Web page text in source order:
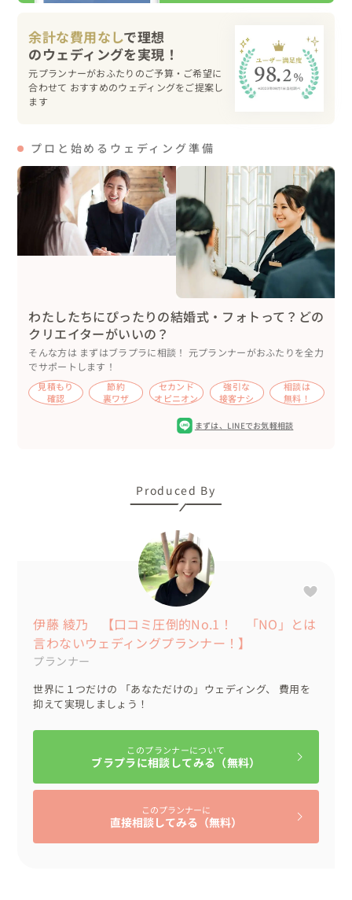
ご希望はすべて盛り込み、バランスをみて・メリハリをつ
けて実現しました。
笑顔いっぱいのフォトタイムもしっかり確保。あっという
間の2時間30分の披露宴ではありましたが、とても内容の
しい披露宴となりました。
その後当日を振り返り、お二人からいただいた下記コメン
トが忘れられません＾＾
「当日はひたすらに楽しくて大好きな人たちに囲まれて幸
せな時間を過ごすことができました。ゲストの皆さんにも
あったかくて2人らしくて良い式だったとお褒めの言葉を
クさんにご連絡した自分は大正解でした。感謝の気持ちで
いっぱいです。本当に本当にありがとうございました！」
おふたりこれからも、末永くお幸せにお過ごしくださいね
余計な費用なしで理想
元プランナーがおふたりのご予算・ご希望に
合わせて おすすめのウェディングをご提案し
ます
プロと始めるウェディング準備
わたしたちにぴったりの結婚式・フォトって？どの
クリエイターがいいの？
そんな方は まずはブラプラに相談！ 元プランナーがおふたりを全力
でサポートします！
見積もり
確認
節約
裏ワザ
セカンド
オピニオン
強引な
接客ナシ
相談は
無料！
まずは、 LINEでお気軽相談
Produced By
伊藤 綾乃 【口コミ圧倒的No.1！ 「NO」とは
言わないウェディングプランナー！】
プランナー
世界に１つだけの 「あなただけの」ウェディング、 費用を
抑えて実現しましょう！
このプランナーについて
ブラプラに相談してみる（無料）
このプランナーに
直接相談してみる（無料）